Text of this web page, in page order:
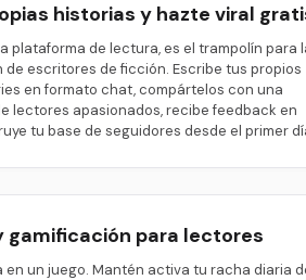
historias y hazte viral
plataforma de lectura, es el trampolín para
de escritores de ficción. Escribe tus propios
en formato chat, compártelos con una
lectores apasionados, recibe feedback en
tu base de seguidores desde el primer
gamificación para lectores
un juego. Mantén activa tu racha diaria